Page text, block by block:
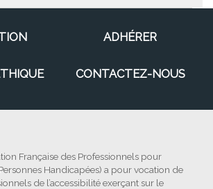
ADHÉRER
CONTACTEZ-NOUS
Française des Professionnels pour
Handicapées) a pour vocation de
de l’accessibilité exerçant sur le